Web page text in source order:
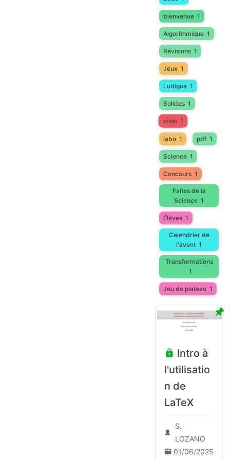
bienvenue 1
Algorithmique 1
Révisions 1
Jeux 1
Ludique 1
Solides 1
visio 1
labo 1 pdf 1
Science 1
Concours 1
Faites de la
Science 1
Élèves 1
Calendrier de
l'avent 1
Transformations
1
Jeu de plateau 1
Intro à
l'utilisatio
n de
LaTeX
S.
LOZANO
01/06/2025